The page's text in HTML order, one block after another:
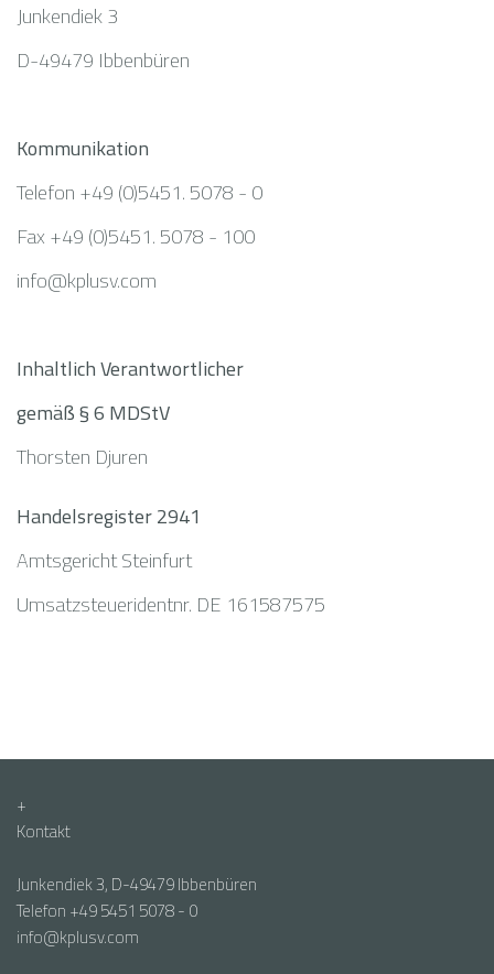
Junkendiek 3
D-49479 Ibbenbüren
Kommunikation
Telefon +49 (0)5451. 5078 - 0
Fax +49 (0)5451. 5078 - 100
info@kplusv.com
Inhaltlich Verantwortlicher
gemäß § 6 MDStV
Thorsten Djuren
Handelsregister 2941
Amtsgericht Steinfurt
Umsatzsteueridentnr. DE 161587575
+
Kontakt
Junkendiek 3, D-49479 Ibbenbüren
Telefon +49 5451 5078 - 0
info@kplusv.com